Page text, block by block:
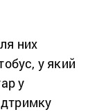
них
у який
у